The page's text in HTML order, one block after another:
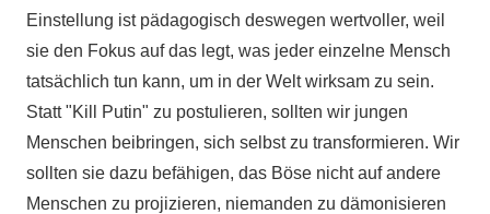
Einstellung ist pädagogisch deswegen wertvoller, weil
sie den Fokus auf das legt, was jeder einzelne Mensch
tatsächlich tun kann, um in der Welt wirksam zu sein.
Statt "Kill Putin" zu postulieren, sollten wir jungen
Menschen beibringen, sich selbst zu transformieren. Wir
sollten sie dazu befähigen, das Böse nicht auf andere
Menschen zu projizieren, niemanden zu dämonisieren